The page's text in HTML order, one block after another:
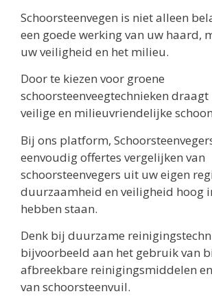
Schoorsteenvegen is niet alleen
een goede werking van uw haard,
uw veiligheid en het milieu.
Door te kiezen voor groene
schoorsteenveegtechnieken
veilige en milieuvriendelijke
Bij ons platform,
eenvoudig offertes vergelijken van
schoorsteenvegers uit uw eigen
duurzaamheid en veiligheid hoog
hebben staan.
Denk bij duurzame
bijvoorbeeld aan het gebruik van
afbreekbare reinigingsmiddelen
van schoorsteenvuil.